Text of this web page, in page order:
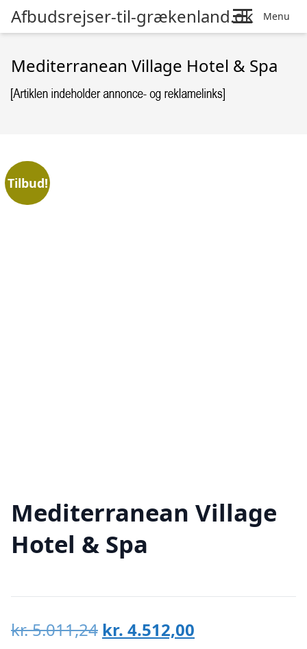
Afbudsrejser-til-grækenland.dk Menu
Mediterranean Village Hotel & Spa
Tilbud!
Mediterranean Village
Hotel & Spa
kr.5.011,24 Den
kr. 4.512,00